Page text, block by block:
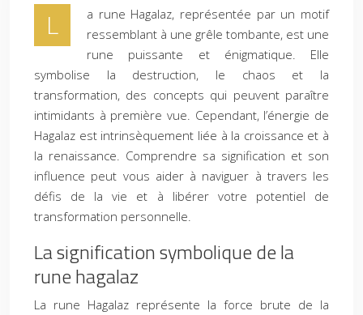
L
a rune Hagalaz, représentée par un motif
ressemblant à une grêle tombante, est une
rune puissante et énigmatique. Elle
symbolise la destruction, le chaos et la
transformation, des concepts qui peuvent paraître
intimidants à première vue. Cependant, l’énergie de
Hagalaz est intrinsèquement liée à la croissance et à
la renaissance. Comprendre sa signification et son
influence peut vous aider à naviguer à travers les
défis de la vie et à libérer votre potentiel de
transformation personnelle.
La signification symbolique de la
rune hagalaz
La rune Hagalaz représente la force brute de la